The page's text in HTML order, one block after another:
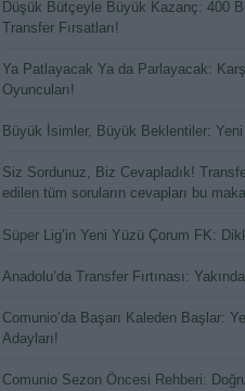
Düşük Bütçeyle Büyük Kazanç: 400
Transfer Fırsatları!
Ya Patlayacak Ya da Parlayacak:
Oyuncuları!
Büyük İsimler, Büyük Beklentiler: Yeni
Siz Sordunuz, Biz Cevapladık!
edilen tüm soruların cevapları bu
Süper Lig’in Yeni Yüzü Çorum FK:
Anadolu’da Transfer Fırtınası:
Comunio’da Başarı Kaleden Başlar:
Adayları!
Comunio Sezon Öncesi Rehberi: